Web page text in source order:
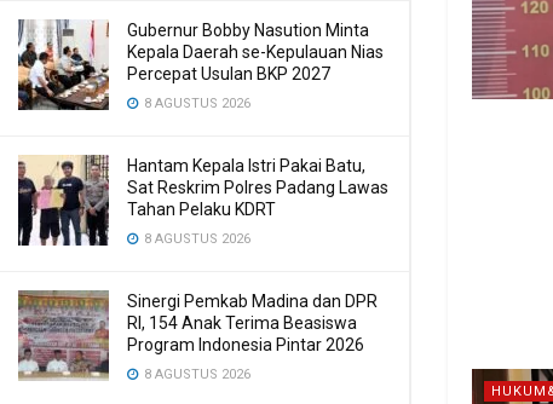
Gubernur Bobby Nasution Minta
Kepala Daerah se-Kepulauan Nias
Percepat Usulan BKP 2027
8 AGUSTUS 2026
Hantam Kepala Istri Pakai Batu,
Sat Reskrim Polres Padang Lawas
Tahan Pelaku KDRT
8 AGUSTUS 2026
Sinergi Pemkab Madina dan DPR
RI, 154 Anak Terima Beasiswa
Program Indonesia Pintar 2026
8 AGUSTUS 2026